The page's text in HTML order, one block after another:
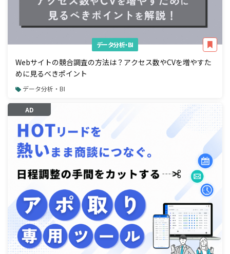
データ分析・BI
Webサイトの競合調査の方法は？アクセス数やCVを増やすた
めに見るべきポイント
データ分析・BI
AD